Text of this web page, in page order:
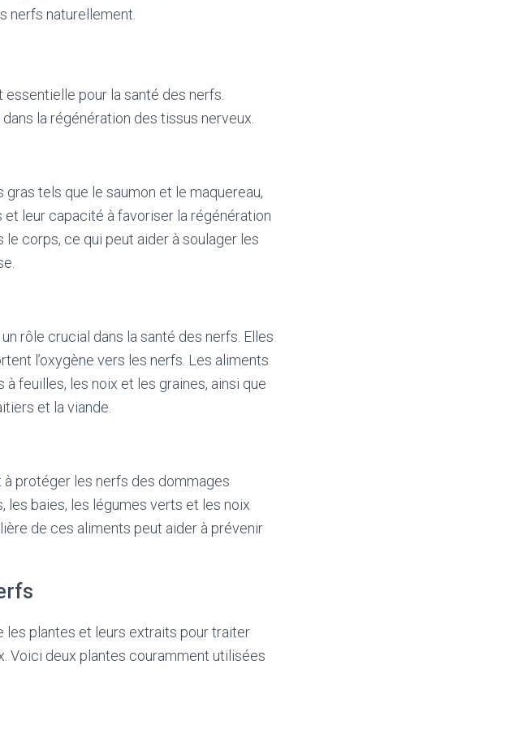
nerfs naturellement.
pour la santé des nerfs.
la régénération des tissus nerveux.
tels que le saumon et le maquereau,
leur capacité à favoriser la régénération
le corps, ce qui peut aider à soulager les
rôle crucial dans la santé des nerfs. Elles
l’oxygène vers les nerfs. Les aliments
feuilles, les noix et les graines, ainsi que
et la viande.
à protéger les nerfs des dommages
les baies, les légumes verts et les noix
de ces aliments peut aider à prévenir
les plantes et leurs extraits pour traiter
Voici deux plantes couramment utilisées